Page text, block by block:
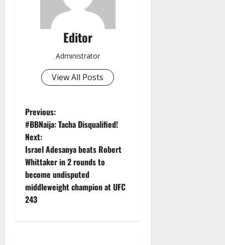
Editor
Administrator
View All Posts
P
o
s
t
n
Previous:
#BBNaija: Tacha Disqualified!
Next:
Israel Adesanya beats Robert
Whittaker in 2 rounds to
become undisputed
middleweight champion at UFC
243